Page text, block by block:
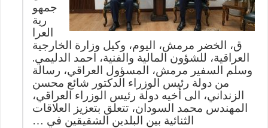
جمهو
رية
العرا
ق، الخضر مرمش، اليوم، وكيل وزارة الخارجية
العراقية، للشؤون المالية والفنية، احمد الدليمي.
وسلم السفير مرمش، المسؤول العراقي، رسالة
من دولة رئيس الوزراء الدكتور شائع محسن
الزنداني، الى أخيه دولة رئيس الوزراء العراقي،
المهندس محمد السودان، تتعلق بتعزيز العلاقات
الثنائية بين البلدين الشقيقين في …